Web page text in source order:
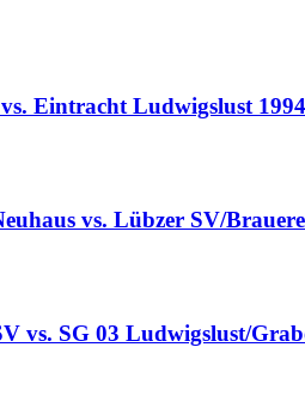
Eintracht Ludwigslust
vs. Lübzer SV/
vs. SG 03 Ludwigslust/